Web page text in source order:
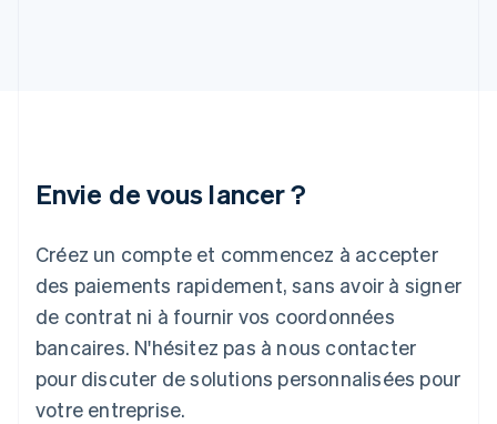
Envie de vous lancer ?
Créez un compte et commencez à accepter
des paiements rapidement, sans avoir à signer
de contrat ni à fournir vos coordonnées
bancaires. N'hésitez pas à nous contacter
pour discuter de solutions personnalisées pour
votre entreprise.
Japon
Lettonie
English
Liechtenstein
DeutschEnglish
Lituanie
Luxembourg
FrançaisDeutschEnglish